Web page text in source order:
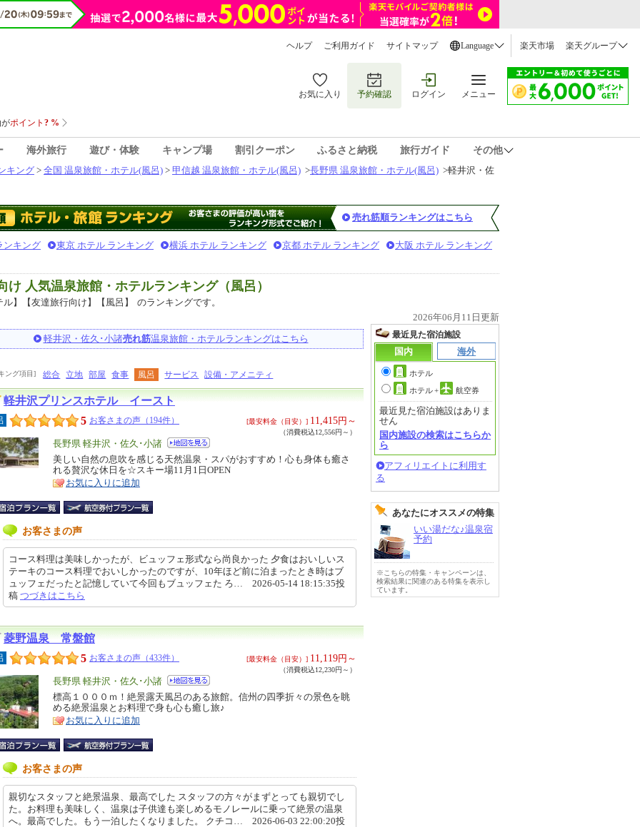
ヘルプ ご利用ガイド サイトマップ Language 楽天市場 楽天グループ
お気に入り 予約確認 ログイン メニュー
海外旅行 遊び・体験 キャンプ場 割引クーポン ふるさと納税 旅行ガイド
その他
キング > 全国 温泉旅館・ホテル(風呂) > 甲信越 温泉旅館・ホテル(風呂) >長野県 温泉旅館・ホテル(風呂) >軽井沢・佐
売れ筋順ランキングはこちら
ンキング 東京 ホテル ランキング 横浜 ホテル ランキング 京都 ホテル ランキング 大阪 ホテル ランキング
人気温泉旅館・ホテルランキング（風呂）
】【友達旅行向け】【風呂】
のランキングです。
2026年06月11日更新
軽井沢・佐久･小諸売れ筋温泉旅館・ホテルランキングはこちら
ング項目] 総合 立地 部屋 食事 風呂 サービス 設備・アメニティ
軽井沢プリンスホテル イースト
5 お客さまの声（194件） [最安料金（目安）] 11,415円～
（消費税込12,556円～）
エ
リ
ア
長野県 軽井沢・佐久･小諸
特
徴
美しい自然の息吹を感じる天然温泉・スパがおすすめ！心も身体も癒さ
れる贅沢な休日を☆スキー場11月1日OPEN
お気に入りに追加
お客さまの声
コース料理は美味しかったが、ビュッフェ形式なら尚良かった 夕食はおいしいス
テーキのコース料理でおいしかったのですが、10年ほど前に泊まったとき時はブ
ュッフェだったと記憶していて今回もブュッフェた ろ… 2026-05-14 18:15:35投
稿 つづきはこちら
菱野温泉 常盤館
5 お客さまの声（433件） [最安料金（目安）] 11,119円～
（消費税込12,230円～）
エ
リ
ア
長野県 軽井沢・佐久･小諸
特
徴
標高１０００ｍ！絶景露天風呂のある旅館。信州の四季折々の景色を眺
める絶景温泉とお料理で身も心も癒し旅♪
お気に入りに追加
お客さまの声
親切なスタッフと絶景温泉、最高でした スタッフの方々がまずとっても親切でし
た。お料理も美味しく、温泉は子供達も楽しめるモノレールに乗って絶景の温泉
へ。最高でした。もう一泊したくなりました。 クチコ… 2026-06-03 22:00:20投
最近見た宿泊施設
国内
海外
ホテル
ホテル+ 航空券
最近見た宿泊施設はありま
せん
国内施設の検索はこちらか
ら
アフィリエイトに利用す
る
あなたにオススメの特集
いい湯だな♪温泉宿
予約
※こちらの特集・キャンペーンは、
検索結果に関連のある特集を表示し
ています。